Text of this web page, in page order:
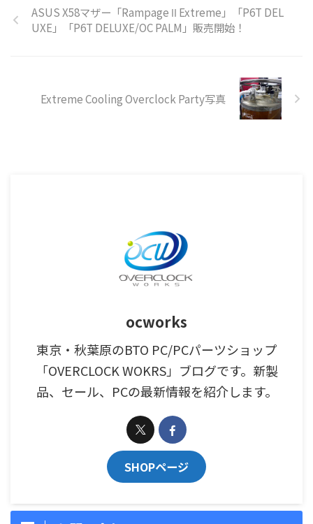
ASUS X58マザー「Rampage Ⅱ Extreme」「P6T DEL
UXE」「P6T DELUXE/OC PALM」販売開始！
Extreme Cooling Overclock Party写真
ocworks
東京・秋葉原のBTO PC/PCパーツショップ
「OVERCLOCK WOKRS」ブログです。新製
品、セール、PCの最新情報を紹介します。
SHOPページ